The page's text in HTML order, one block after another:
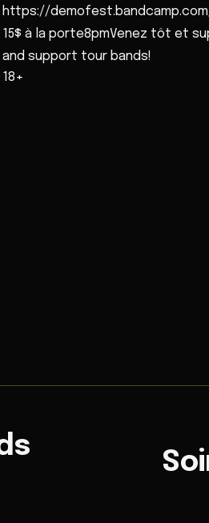
https://
15$ à la porte8pmVenez tôt et
and support tour bands!
18+